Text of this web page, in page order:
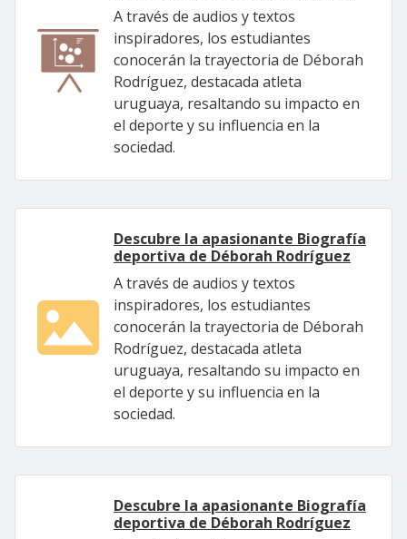
A través de audios y textos
inspiradores, los estudiantes
conocerán la trayectoria de Déborah
Rodríguez, destacada atleta
uruguaya, resaltando su impacto en
el deporte y su influencia en la
sociedad.
Descubre la apasionante Biografía
deportiva de Déborah Rodríguez
A través de audios y textos
inspiradores, los estudiantes
conocerán la trayectoria de Déborah
Rodríguez, destacada atleta
uruguaya, resaltando su impacto en
el deporte y su influencia en la
sociedad.
Descubre la apasionante Biografía
deportiva de Déborah Rodríguez